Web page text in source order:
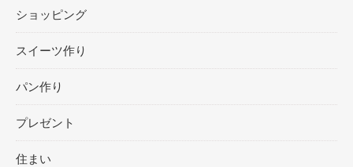
ショッピング
スイーツ作り
パン作り
プレゼント
住まい